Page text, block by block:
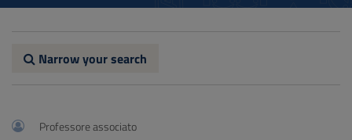
Go
Narrow your search
Professore associato